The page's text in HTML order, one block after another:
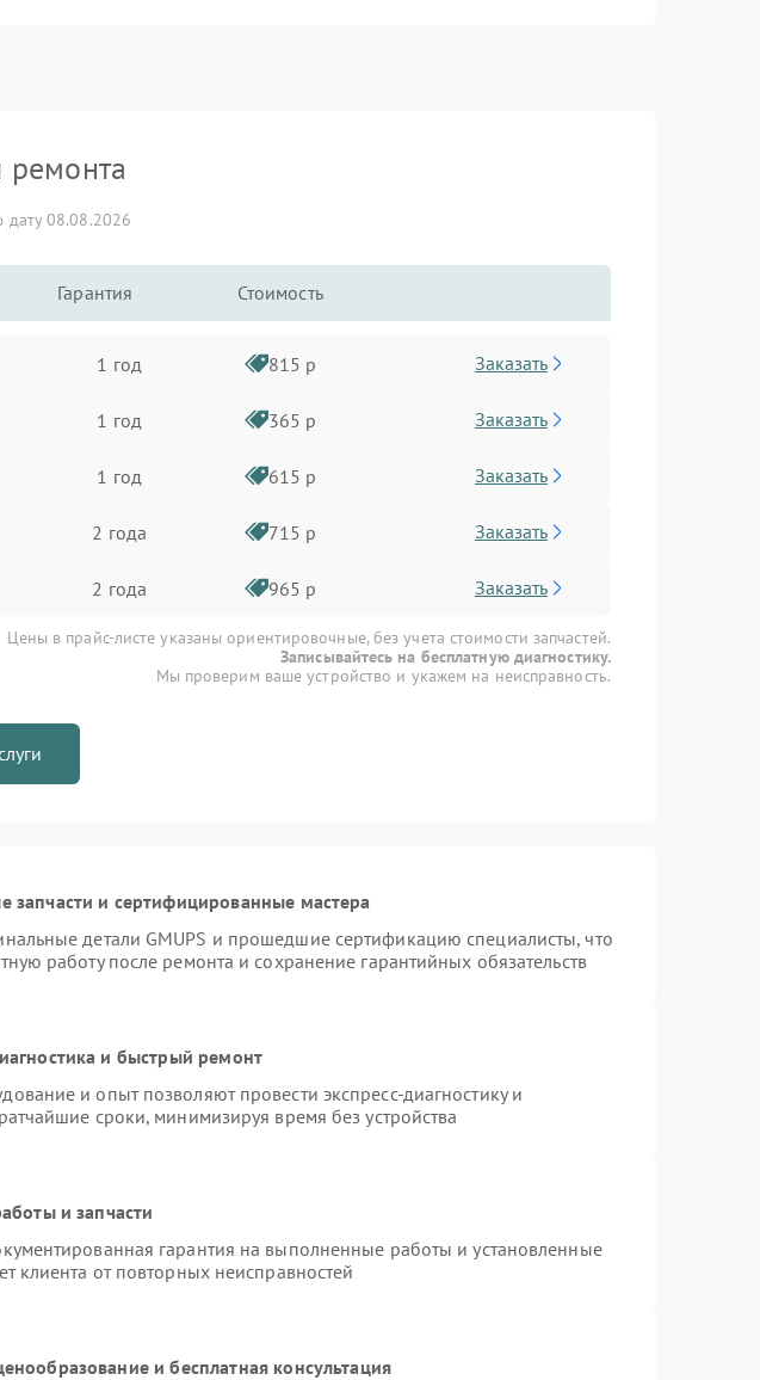
ремонта
дату 08.08.2026
Гарантия Стоимость
1 год 815 р Заказать
1 год 365 р Заказать
1 год 615 р Заказать
2 года 715 р Заказать
2 года 965 р Заказать
Цены в прайс-листе указаны ориентировочные, без учета стоимости запчастей.
Записывайтесь на бесплатную диагностику.
Мы проверим ваше устройство и укажем на неисправность.
запчасти и сертифицированные мастера
детали GMUPS и прошедшие сертификацию специалисты, что
работу после ремонта и сохранение гарантийных обязательств
и быстрый ремонт
и опыт позволяют провести экспресс-диагностику и
сроки, минимизируя время без устройства
и запчасти
гарантия на выполненные работы и установленные
клиента от повторных неисправностей
и бесплатная консультация